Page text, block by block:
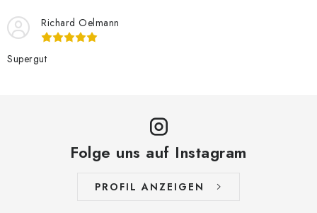
Richard Oelmann
Supergut
Folge uns auf Instagram
PROFIL ANZEIGEN